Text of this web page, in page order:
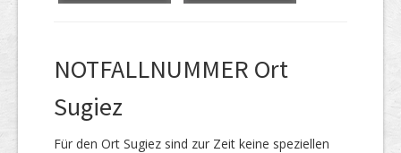
NOTFALLNUMMER Ort
Sugiez
Für den Ort Sugiez sind zur Zeit keine speziellen